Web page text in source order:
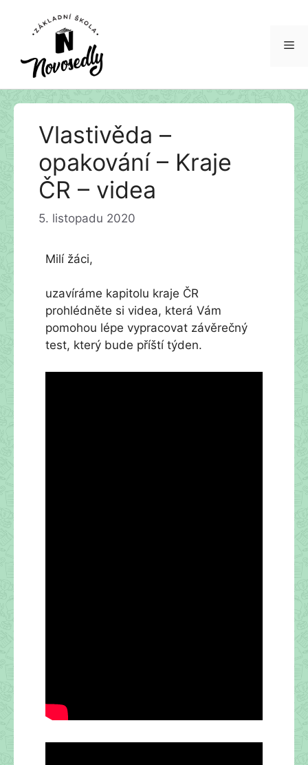
Přeskočit
Vlastivěda –
opakování – Kraje
ČR – videa
5. listopadu 2020
Milí žáci,
uzavíráme kapitolu kraje ČR
prohlédněte si videa, která Vám
pomohou lépe vypracovat závěrečný
test, který bude příští týden.